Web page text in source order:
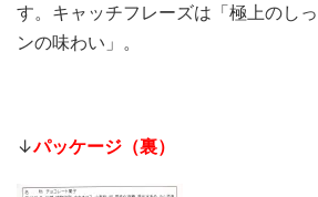
す。キャッチフレーズは「極上のし
ンの味わい」。
↓パッケージ（裏）